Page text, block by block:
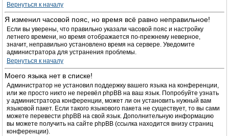
Вернуться к началу
Я изменил часовой пояс, но время всё равно неправильное!
Если вы уверены, что правильно указали часовой пояс и настройку
летнего времени, но время отображается по-прежнему неверное,
значит, неправильно установлено время на сервере. Уведомите
администратора для устранения проблемы.
Вернуться к началу
Моего языка нет в списке!
Администратор не установил поддержку вашего языка на конференции,
или же просто никто не перевёл phpBB на ваш язык. Попробуйте узнать
у администратора конференции, может ли он установить нужный вам
языковой пакет. Если такого языкового пакета не существует, то вы сами
можете перевести phpBB на свой язык. Дополнительную информацию
вы можете получить на сайте phpBB (ссылка находится внизу страниц
конференции).